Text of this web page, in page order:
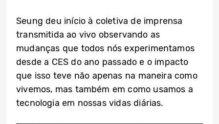
Seung deu início à coletiva de imprensa
transmitida ao vivo observando as
mudanças que todos nós experimentamos
desde a CES do ano passado e o impacto
que isso teve não apenas na maneira como
vivemos, mas também em como usamos a
tecnologia em nossas vidas diárias.